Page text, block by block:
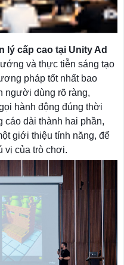
lý cấp cao tại Unity Ad
và thực tiễn sáng tạo
pháp tốt nhất bao
người dùng rõ ràng,
hành động đúng thời
cáo dài thành hai phần,
giới thiệu tính năng, để
vị của trò chơi.